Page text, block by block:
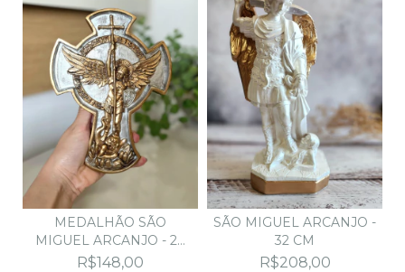
MEDALHÃO SÃO
MIGUEL ARCANJO - 20
CM
R$148,00
SÃO MIGUEL ARCANJO -
32 CM
R$208,00